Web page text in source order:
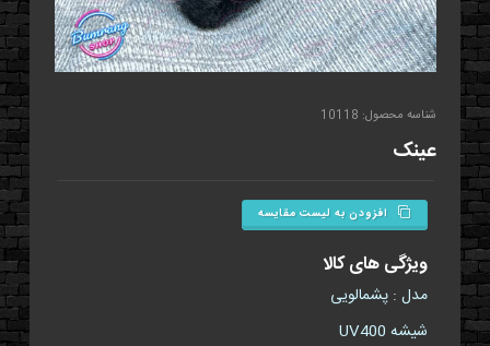
شناسه محصول: 10118
عینک
افزودن به لیست مقایسه
ویژگی های کالا
مدل : پشمالویی
شیشه UV400